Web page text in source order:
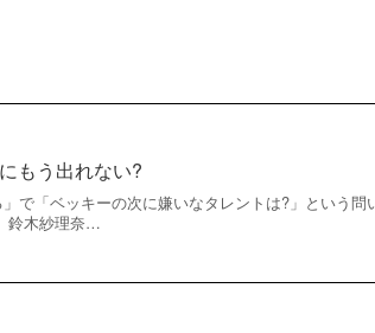
もう出れない?
で「ベッキーの次に嫌いなタレントは?」という問
鈴木紗理奈…